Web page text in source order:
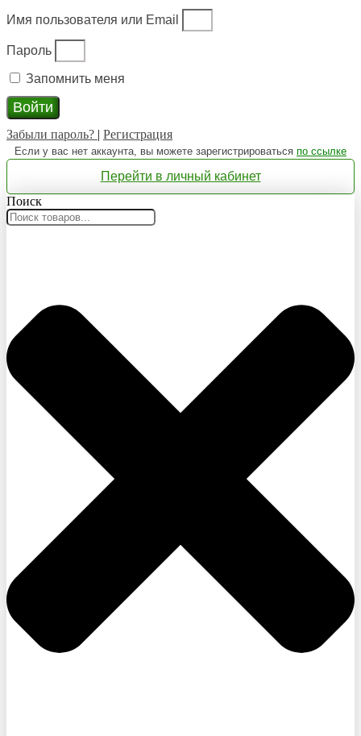
Имя пользователя или Email
Пароль
Запомнить меня
Войти
Забыли пароль? | Регистрация
Если у вас нет аккаунта, вы можете зарегистрироваться по ссылке
Перейти в личный кабинет
Поиск